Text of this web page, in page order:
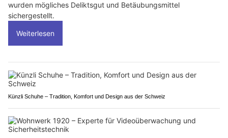
wurden mögliches Deliktsgut und Betäubungsmittel
sichergestellt.
Weiterlesen
Künzli Schuhe – Tradition, Komfort und Design aus der Schweiz